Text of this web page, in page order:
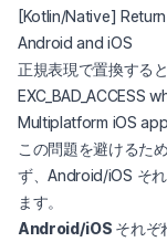
[Kotlin/Native]
Android and iOS
正規表現で置換する
EXC_BAD_ACCESS
Multiplatform iOS app
この問題を避けるた
ず、Android/iOS そ
ます。
Android/iOS それぞ